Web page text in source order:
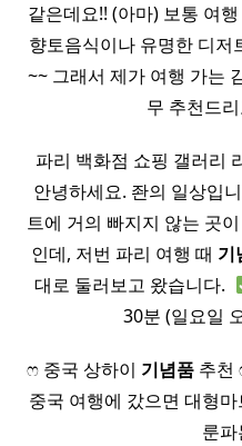
같은데요!! (아마) 보통 여
향토음식이나 유명한 디저
~~ 그래서 제가 여행 가는
무 추천드
파리 백화점 쇼핑 갤러리
안녕하세요. 좐의 일상입
트에 거의 빠지지 않는 곳
인데, 저번 파리 여행 때 기
대로 둘러보고 왔습니다. ​
30분 (일요일
ෆ 중국 상하이 기념품 추천
중국 여행에 갔으면 대형
룬파